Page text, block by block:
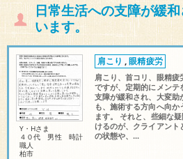
日常生活への支障が緩
います。
Y・Hさま
４０代 男性 時計
職人
柏市
肩こり ,眼精疲労
肩こり、首コリ、眼精
ですが、定期的にメンテ
支障が緩和され、大変助
も、施術する方向へ向
ます。 それと、些細な
けるのが、クライアント
の状態や、...